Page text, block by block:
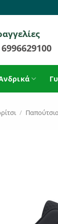
6996629100
/